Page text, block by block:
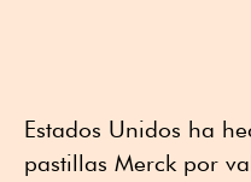
Estados Unidos ha
pastillas Merck por